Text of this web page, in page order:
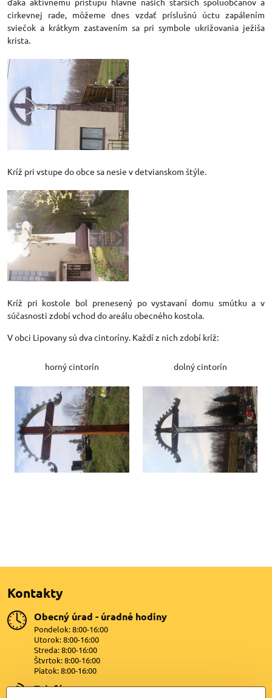
cirkevnej rade, môžeme dnes vzdať príslušnú úctu zapálením
sviečok a krátkym zastavením sa pri symbole ukrižovania ježiša
krista.
Kríž pri vstupe do obce sa nesie v detvianskom štýle.
Kríž pri kostole bol prenesený po vystavaní domu smútku a v
súčasnosti zdobí vchod do areálu obecného kostola.
V obci Lipovany sú dva cintoríny. Každí z nich zdobí kríž:
horný cintorín dolný cintorín
Kontakty
Obecný úrad - úradné hodiny
Pondelok: 8:00-16:00
Utorok: 8:00-16:00
Streda: 8:00-16:00
Štvrtok: 8:00-16:00
Piatok: 8:00-16:00
Telefón